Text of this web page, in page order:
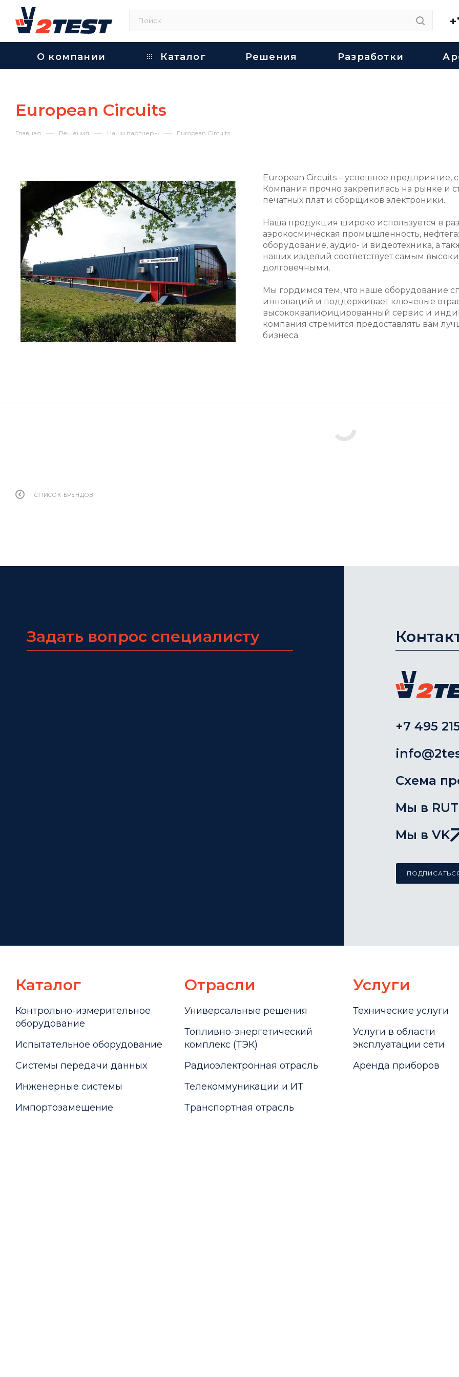
О компании Каталог Решения Разработки
European Circuits
Главная — Решения — Наши партнеры — European Circuits
European Circuits – успешное предприятие,
Компания прочно закрепилась на рынке и
печатных плат и сборщиков электроники.
Наша продукция широко используется в
аэрокосмическая промышленность,
оборудование, аудио- и видеотехника, а
наших изделий соответствует самым
долговечными.
Мы гордимся тем, что наше оборудование
инноваций и поддерживает ключевые
высококвалифицированный сервис и
компания стремится предоставлять вам
бизнеса.
СПИСОК БРЕНДОВ
Задать вопрос специалисту
+7 495
Схема
Мы в
Мы в VK
Каталог
Контрольно-измерительное
оборудование
Испытательное оборудование
Системы передачи данных
Инженерные системы
Импортозамещение
Отрасли
Универсальные решения
Топливно-энергетический
комплекс (ТЭК)
Радиоэлектронная отрасль
Телекоммуникации и ИТ
Транспортная отрасль
Услуги
Технические услуги
Услуги в области
эксплуатации сети
Аренда приборов